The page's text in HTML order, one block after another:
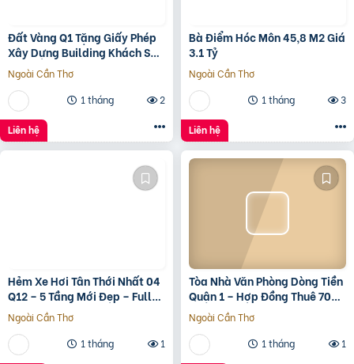
Đất Vàng Q1 Tặng Giấy Phép
Xây Dựng Building Khách Sạn
12 Tầng
Ngoài Cần Thơ
1 tháng
2
Liên hệ
Bà Điểm Hóc Môn 45,8 M2 Giá
3.1 Tỷ
Ngoài Cần Thơ
1 tháng
3
Liên hệ
Hẻm Xe Hơi Tân Thới Nhất 04
Q12 – 5 Tầng Mới Đẹp – Full
Nội Thất – Giá 7.3 Tỷ
Ngoài Cần Thơ
1 tháng
1
Tòa Nhà Văn Phòng Dòng Tiền
Quận 1 – Hợp Đồng Thuê 700
Triệu/Tháng – 490 Tỷ
Ngoài Cần Thơ
1 tháng
1